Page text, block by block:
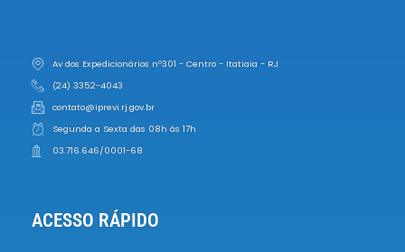
Av dos Expedicionários nº301 - Centro - Itatiaia - RJ
(24) 3352-4043
contato@iprevi.rj.gov.br
Segunda a Sexta das 08h às 17h
03.716.646/0001-68
ACESSO RÁPIDO